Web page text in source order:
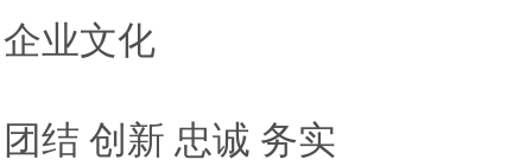
企业文化
团结 创新 忠诚 务实